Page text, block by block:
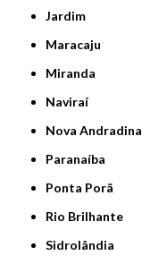
Jardim
Maracaju
Miranda
Naviraí
Nova Andradina
Paranaíba
Ponta Porã
Rio Brilhante
Sidrolândia